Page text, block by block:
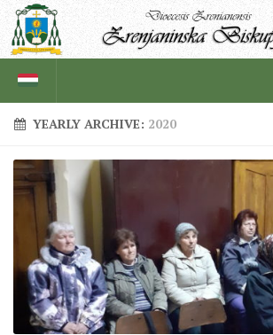
BISKUPSKI ORDINARIJAT
ISTORIJAT
CRKVENE INSTITUCIJE
SVEŠTENICI
REDOVNICI
YEARLY ARCHIVE: 2020